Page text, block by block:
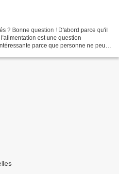
? Bonne question ! D'abord parce qu'il
est une question
parce que personne ne peut